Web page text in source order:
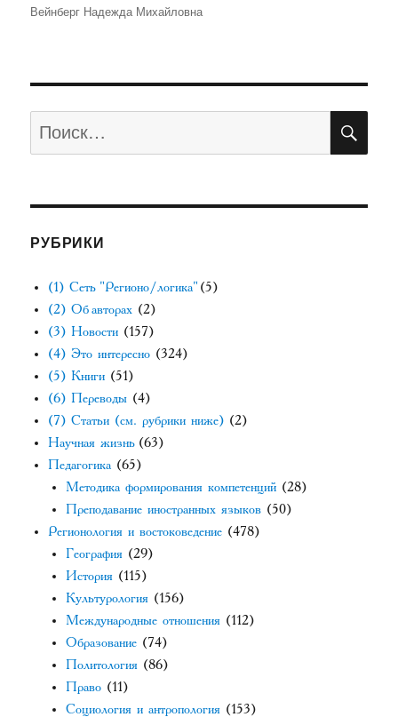
Автор
Вейнберг Надежда Михайловна
РУБРИКИ
(1) Сеть "Регионо/логика"(5)
(2) Об авторах (2)
(3) Новости (157)
(4) Это интересно (324)
(5) Книги (51)
(6) Переводы (4)
(7) Статьи (см. рубрики ниже) (2)
Научная жизнь(63)
Педагогика (65)
Методика формирования компетенций (28)
Преподавание иностранных языков (50)
Регионология и востоковедение (478)
География (29)
История (115)
Культурология (156)
Международные отношения (112)
Образование (74)
Политология (86)
Право (11)
Социология и антропология (153)